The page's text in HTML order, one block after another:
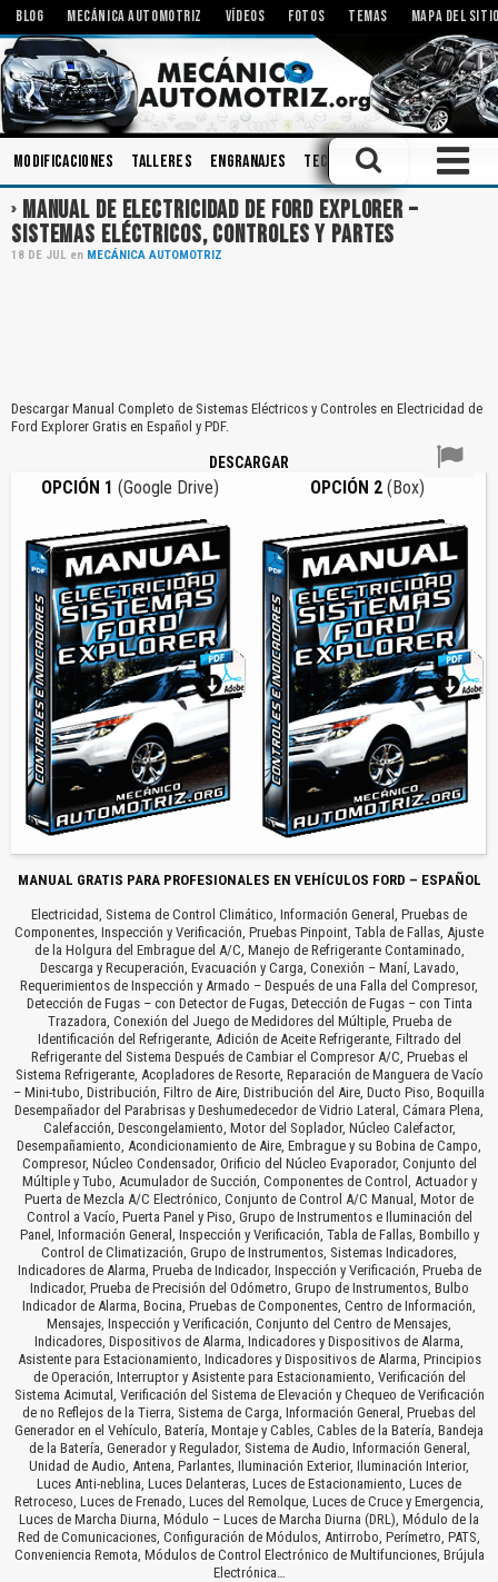
BLOG MECÁNICA AUTOMOTRIZ VÍDEOS FOTOS TEMAS MAPA DEL
Modificaciones Talleres Engranajes Tecnologías Ingeniería
MANUAL DE ELECTRICIDAD DE FORD EXPLORER –
SISTEMAS ELÉCTRICOS, CONTROLES Y PARTES
18 DE JUL en MECÁNICA AUTOMOTRIZ
Descargar Manual Completo de Sistemas Eléctricos y Controles en Electricidad de
Ford Explorer Gratis en Español y PDF.
DESCARGAR
OPCIÓN 1 (Google Drive) OPCIÓN 2(Box)
MANUAL GRATIS PARA PROFESIONALES EN VEHÍCULOS FORD – ESPAÑOL
Electricidad, Sistema de Control Climático, Información General, Pruebas de
Componentes, Inspección y Verificación, Pruebas Pinpoint, Tabla de Fallas, Ajuste
de la Holgura del Embrague del A/C, Manejo de Refrigerante Contaminado,
Descarga y Recuperación, Evacuación y Carga, Conexión – Maní, Lavado,
Requerimientos de Inspección y Armado – Después de una Falla del Compresor,
Detección de Fugas – con Detector de Fugas, Detección de Fugas – con Tinta
Trazadora, Conexión del Juego de Medidores del Múltiple, Prueba de
Identificación del Refrigerante, Adición de Aceite Refrigerante, Filtrado del
Refrigerante del Sistema Después de Cambiar el Compresor A/C, Pruebas el
Sistema Refrigerante, Acopladores de Resorte, Reparación de Manguera de Vacío
– Mini-tubo, Distribución, Filtro de Aire, Distribución del Aire, Ducto Piso, Boquilla
Desempañador del Parabrisas y Deshumedecedor de Vidrio Lateral, Cámara Plena,
Calefacción, Descongelamiento, Motor del Soplador, Núcleo Calefactor,
Desempañamiento, Acondicionamiento de Aire, Embrague y su Bobina de Campo,
Compresor, Núcleo Condensador, Orificio del Núcleo Evaporador, Conjunto del
Múltiple y Tubo, Acumulador de Succión, Componentes de Control, Actuador y
Puerta de Mezcla A/C Electrónico, Conjunto de Control A/C Manual, Motor de
Control a Vacío, Puerta Panel y Piso, Grupo de Instrumentos e Iluminación del
Panel, Información General, Inspección y Verificación, Tabla de Fallas, Bombillo y
Control de Climatización, Grupo de Instrumentos, Sistemas Indicadores,
Indicadores de Alarma, Prueba de Indicador, Inspección y Verificación, Prueba de
Indicador, Prueba de Precisión del Odómetro, Grupo de Instrumentos, Bulbo
Indicador de Alarma, Bocina, Pruebas de Componentes, Centro de Información,
Mensajes, Inspección y Verificación, Conjunto del Centro de Mensajes,
Indicadores, Dispositivos de Alarma, Indicadores y Dispositivos de Alarma,
Asistente para Estacionamiento, Indicadores y Dispositivos de Alarma, Principios
de Operación, Interruptor y Asistente para Estacionamiento, Verificación del
Sistema Acimutal, Verificación del Sistema de Elevación y Chequeo de Verificación
de no Reflejos de la Tierra, Sistema de Carga, Información General, Pruebas del
Generador en el Vehículo, Batería, Montaje y Cables, Cables de la Batería, Bandeja
de la Batería, Generador y Regulador, Sistema de Audio, Información General,
Unidad de Audio, Antena, Parlantes, Iluminación Exterior, Iluminación Interior,
Luces Anti-neblina, Luces Delanteras, Luces de Estacionamiento, Luces de
Retroceso, Luces de Frenado, Luces del Remolque, Luces de Cruce y Emergencia,
Luces de Marcha Diurna, Módulo – Luces de Marcha Diurna (DRL), Módulo de la
Red de Comunicaciones, Configuración de Módulos, Antirrobo, Perímetro, PATS,
Conveniencia Remota, Módulos de Control Electrónico de Multifunciones, Brújula
Electrónica…